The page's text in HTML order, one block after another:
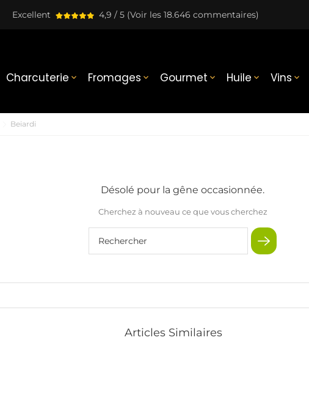
Excellent 4,9 / 5 (Voir les 18.646 commentaires)
Charcuterie  Fromages  Gourmet  Huile  Vins 
Beiardi
Désolé pour la gêne occasionnée.
Cherchez à nouveau ce que vous cherchez
Articles Similaires